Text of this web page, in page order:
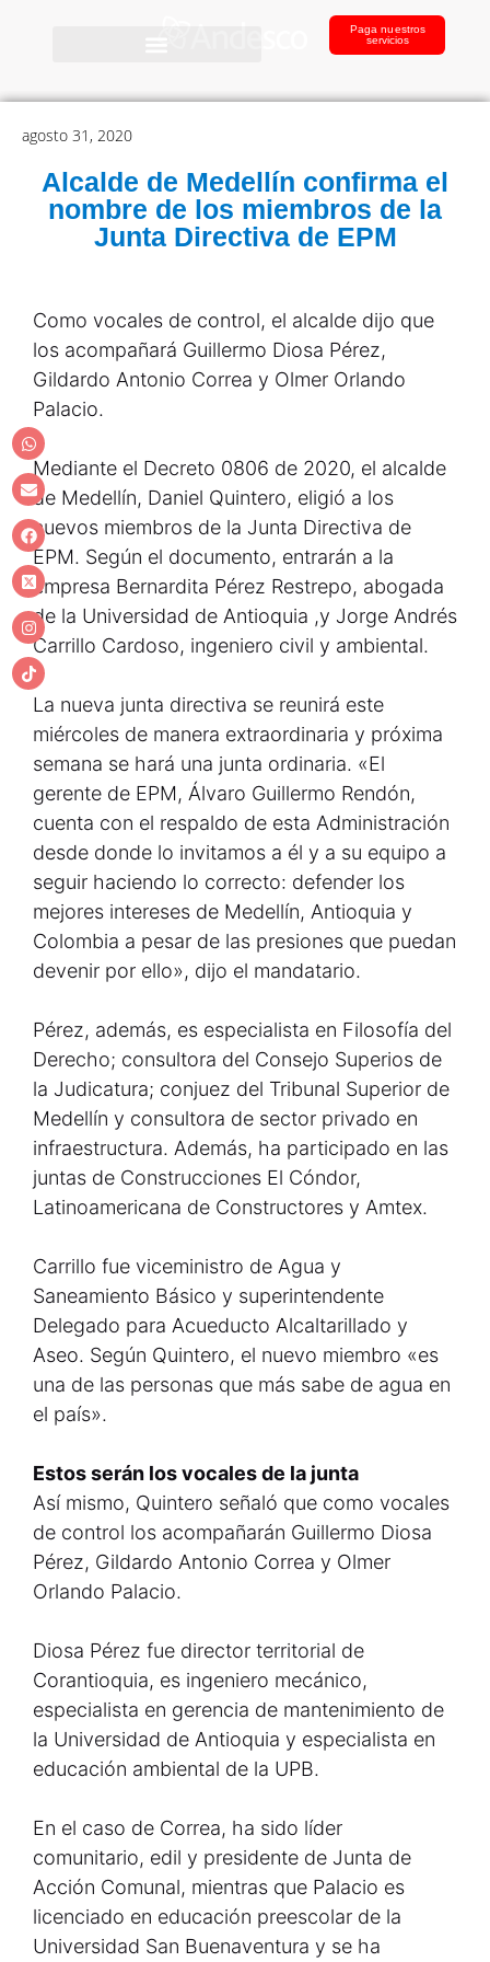
Paga nuestros
servicios
agosto 31, 2020
Alcalde de Medellín confirma el
nombre de los miembros de la
Junta Directiva de EPM
Como vocales de control, el alcalde dijo que
los acompañará Guillermo Diosa Pérez,
Gildardo Antonio Correa y Olmer Orlando
Palacio.
Mediante el Decreto 0806 de 2020, el alcalde
de Medellín, Daniel Quintero, eligió a los
nuevos miembros de la Junta Directiva de
EPM. Según el documento, entrarán a la
empresa Bernardita Pérez Restrepo, abogada
de la Universidad de Antioquia ,y Jorge Andrés
Carrillo Cardoso, ingeniero civil y ambiental.
La nueva junta directiva se reunirá este
miércoles de manera extraordinaria y próxima
semana se hará una junta ordinaria. «El
gerente de EPM, Álvaro Guillermo Rendón,
cuenta con el respaldo de esta Administración
desde donde lo invitamos a él y a su equipo a
seguir haciendo lo correcto: defender los
mejores intereses de Medellín, Antioquia y
Colombia a pesar de las presiones que puedan
devenir por ello», dijo el mandatario.
Pérez, además, es especialista en Filosofía del
Derecho; consultora del Consejo Superios de
la Judicatura; conjuez del Tribunal Superior de
Medellín y consultora de sector privado en
infraestructura. Además, ha participado en las
juntas de Construcciones El Cóndor,
Latinoamericana de Constructores y Amtex.
Carrillo fue viceministro de Agua y
Saneamiento Básico y superintendente
Delegado para Acueducto Alcaltarillado y
Aseo. Según Quintero, el nuevo miembro «es
una de las personas que más sabe de agua en
el país».
Estos serán los vocales de la junta
Así mismo, Quintero señaló que como vocales
de control los acompañarán Guillermo Diosa
Pérez, Gildardo Antonio Correa y Olmer
Orlando Palacio.
Diosa Pérez fue director territorial de
Corantioquia, es ingeniero mecánico,
especialista en gerencia de mantenimiento de
la Universidad de Antioquia y especialista en
educación ambiental de la UPB.
En el caso de Correa, ha sido líder
comunitario, edil y presidente de Junta de
Acción Comunal, mientras que Palacio es
licenciado en educación preescolar de la
Universidad San Buenaventura y se ha